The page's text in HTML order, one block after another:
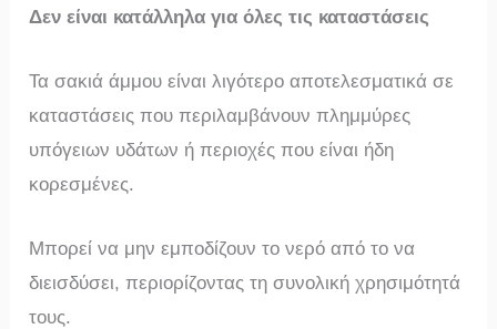
Δεν είναι κατάλληλα για όλες τις καταστάσεις
Τα σακιά άμμου είναι λιγότερο αποτελεσματικά σε
καταστάσεις που περιλαμβάνουν πλημμύρες
υπόγειων υδάτων ή περιοχές που είναι ήδη
κορεσμένες.
Μπορεί να μην εμποδίζουν το νερό από το να
διεισδύσει, περιορίζοντας τη συνολική χρησιμότητά
τους.